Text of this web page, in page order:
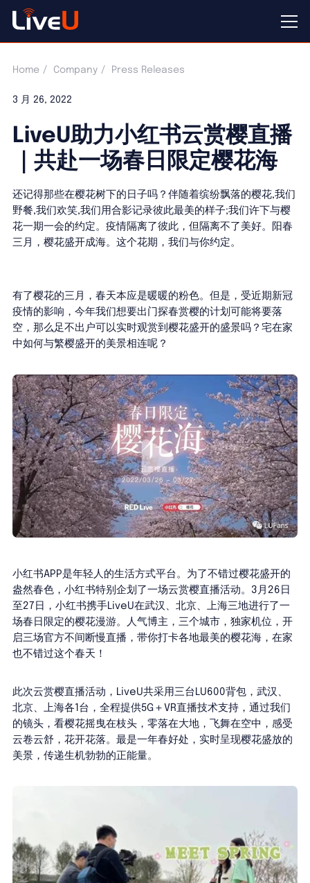
Home Company Press Releases
3 月 26, 2022
LiveU助力小红书云赏樱直播
｜共赴一场春日限定樱花海
还记得那些在樱花树下的日子吗？伴随着缤纷飘落的樱花,我们
野餐,我们欢笑,我们用合影记录彼此最美的样子;我们许下与樱
花一期一会的约定。疫情隔离了彼此，但隔离不了美好。阳春
三月，樱花盛开成海。这个花期，我们与你约定。
有了樱花的三月，春天本应是暖暖的粉色。但是，受近期新冠
疫情的影响，今年我们想要出门探春赏樱的计划可能将要落
空，那么足不出户可以实时观赏到樱花盛开的盛景吗？宅在家
中如何与繁樱盛开的美景相连呢？
小红书APP是年轻人的生活方式平台。为了不错过樱花盛开的
盎然春色，小红书特别企划了一场云赏樱直播活动。3月26日
至27日，小红书携手LiveU在武汉、北京、上海三地进行了一
场春日限定的樱花漫游。人气博主，三个城市，独家机位，开
启三场官方不间断慢直播，带你打卡各地最美的樱花海，在家
也不错过这个春天！
此次云赏樱直播活动，LiveU共采用三台LU600背包，武汉、
北京、上海各1台，全程提供5G＋VR直播技术支持，通过我们
的镜头，看樱花摇曳在枝头，零落在大地，飞舞在空中，感受
云卷云舒，花开花落。最是一年春好处，实时呈现樱花盛放的
美景，传递生机勃勃的正能量。